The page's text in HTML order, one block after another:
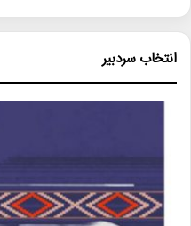
انتخاب سردبیر